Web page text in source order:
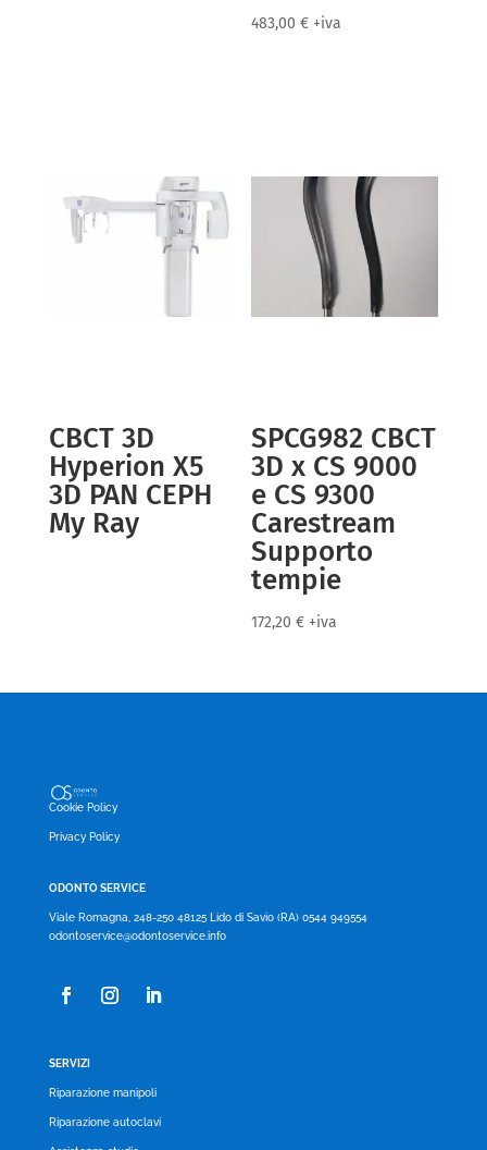
483,00€ +iva
CBCT 3D
Hyperion X5
3D PAN CEPH
My Ray
SPCG982 CBCT
3D x CS 9000
e CS 9300
Carestream
Supporto
tempie
172,20€ +iva
Cookie Policy
Privacy Policy
ODONTO SERVICE
Viale Romagna, 248-250 48125 Lido di Savio (RA) 0544 949554
odontoservice@odontoservice.info
SERVIZI
Riparazione manipoli
Riparazione autoclavi